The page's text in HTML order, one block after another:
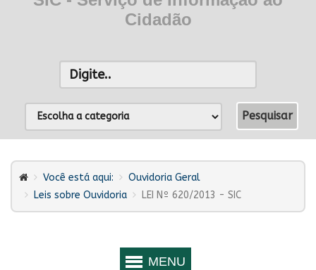
Cidadão
Você está aqui:
Ouvidoria Geral
Leis sobre Ouvidoria
LEI Nº 620/2013 - SIC